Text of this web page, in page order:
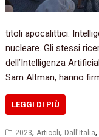
titoli apocalittici:
nucleare. Gli stessi
dell’Intelligenza
Sam Altman, hanno
LEGGI DI PIÙ
2023, Articoli, Dall'Italia,